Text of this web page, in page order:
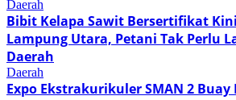
Daerah
Bibit Kelapa Sawit Bersertifikat
Lampung Utara, Petani Tak Perlu
Daerah
Daerah
Expo Ekstrakurikuler SMAN 2 Buay